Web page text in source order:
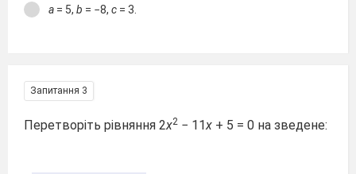
a = 5, b = −8, с = 3.
Запитання 3
Перетворіть рівняння 2х2 − 11х + 5 = 0 на зведене: